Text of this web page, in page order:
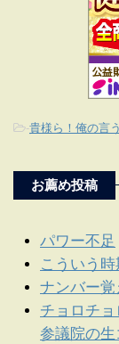
-貴様ら！俺の言
お薦め投稿
パワー不足
こういう
ナンバー
チョロチ
参議院の生